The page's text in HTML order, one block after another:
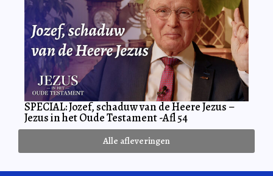
SPECIAL: Jozef, schaduw van de Heere Jezus –
Jezus in het Oude Testament -Afl 54
Alle afleveringen